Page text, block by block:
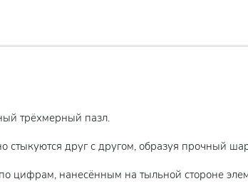
трёхмерный пазл.
стыкуются друг с другом, образуя прочный
цифрам, нанесённым на тыльной стороне